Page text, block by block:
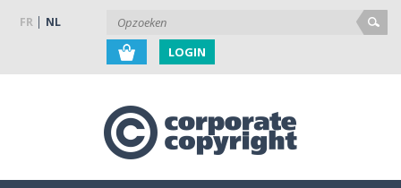
FR NL
LOGIN